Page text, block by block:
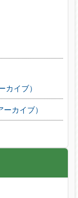
カイブ）
カイブ）